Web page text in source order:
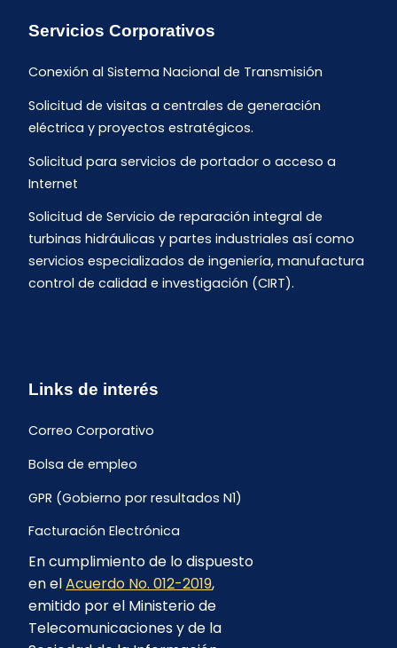
Servicios Corporativos
Conexión al Sistema Nacional de Transmisión
Solicitud de visitas a centrales de generación
eléctrica y proyectos estratégicos.
Solicitud para servicios de portador o acceso a
Internet
Solicitud de Servicio de reparación integral de
turbinas hidráulicas y partes industriales así como
servicios especializados de ingeniería, manufactura
control de calidad e investigación (CIRT).
Links de interés
Correo Corporativo
Bolsa de empleo
GPR (Gobierno por resultados N1)
Facturación Electrónica
Archivo Histórico de Facturación
Portal Ambiental y Social
Proyecto Geotérmico Chachimbiro
En cumplimiento de lo dispuesto
en elAcuerdo No. 012-2019,
emitido por el Ministerio de
Telecomunicaciones y de la